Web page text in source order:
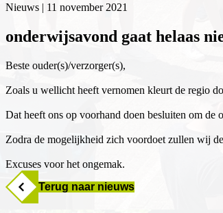
Nieuws | 11 november 2021
onderwijsavond gaat helaas
Beste ouder(s)/verzorger(s),
Zoals u wellicht heeft vernomen kleurt de regio
Dat heeft ons op voorhand doen besluiten om de
Zodra de mogelijkheid zich voordoet zullen wij
Excuses voor het ongemak.
Terug naar nieuws